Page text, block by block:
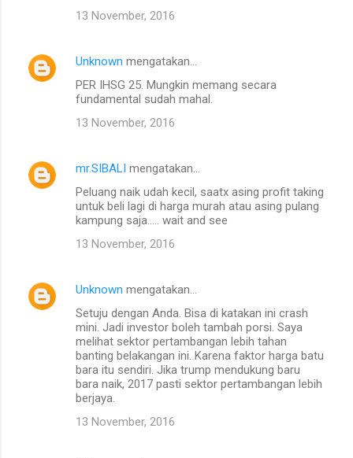
13 November, 2016
Unknown mengatakan…
PER IHSG 25. Mungkin memang secara
fundamental sudah mahal.
13 November, 2016
mr.SIBALI mengatakan…
Peluang naik udah kecil, saatx asing profit taking
untuk beli lagi di harga murah atau asing pulang
kampung saja..... wait and see
13 November, 2016
Unknown mengatakan…
Setuju dengan Anda. Bisa di katakan ini crash
mini. Jadi investor boleh tambah porsi. Saya
melihat sektor pertambangan lebih tahan
banting belakangan ini. Karena faktor harga batu
bara itu sendiri. Jika trump mendukung baru
bara naik, 2017 pasti sektor pertambangan lebih
berjaya.
13 November, 2016